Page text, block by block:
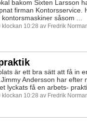
bakom Sixten Larsson
firman Kontorsservice.
såsom ...
klockan 10:28 av Fredrik
är ett bra sätt att få in
Andersson har efter
lyckats få en arbets-
10:28 av Fredrik